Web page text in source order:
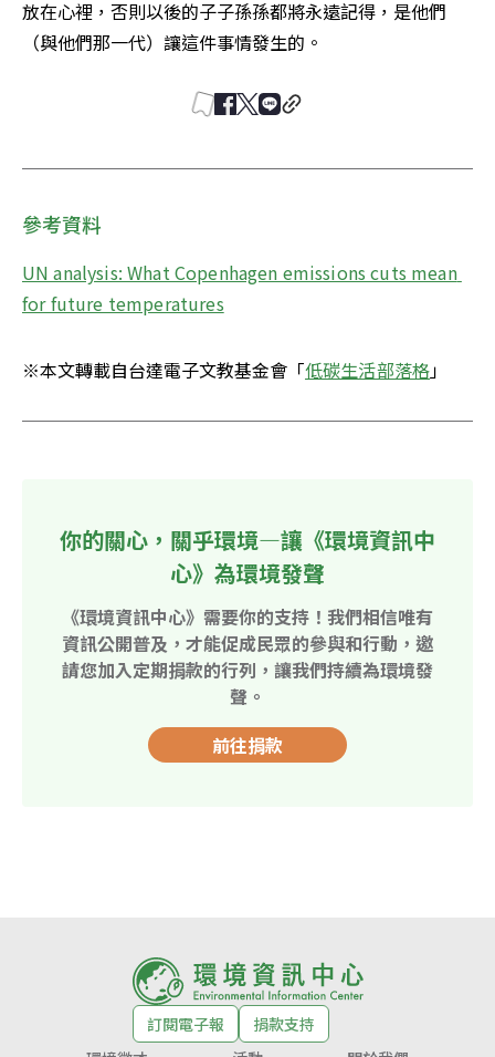
放在心裡，否則以後的子子孫孫都將永遠記得，是他們
（與他們那一代）讓這件事情發生的。
參考資料
UN analysis: What Copenhagen emissions cuts mean
for future temperatures
※本文轉載自台達電子文教基金會「低碳生活部落格」
你的關心，關乎環境—讓《環境資訊中
心》為環境發聲
《環境資訊中心》需要你的支持！我們相信唯有
資訊公開普及，才能促成民眾的參與和行動，邀
請您加入定期捐款的行列，讓我們持續為環境發
聲。
前往捐款
訂閱電子報
捐款支持